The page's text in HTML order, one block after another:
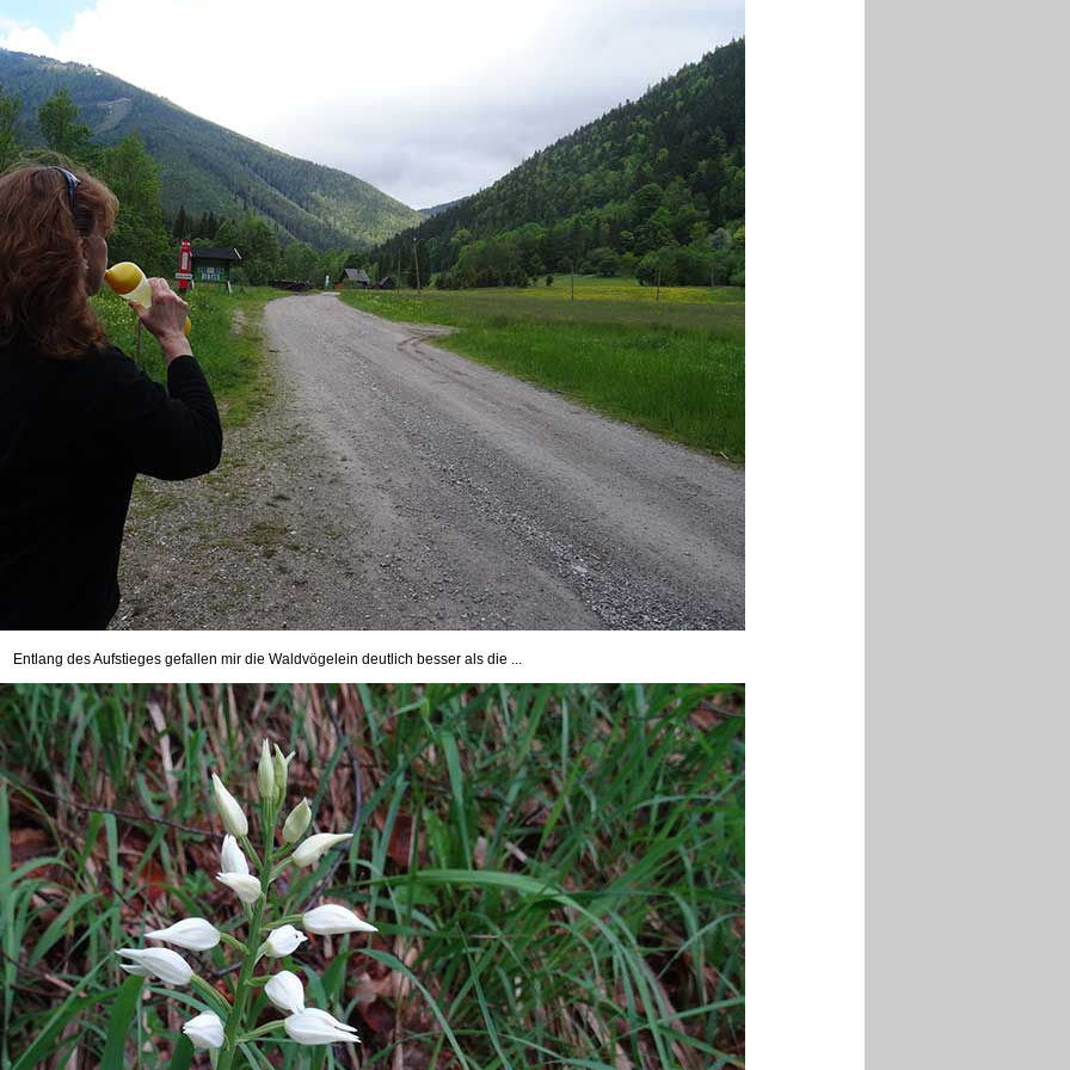
Entlang des Aufstieges gefallen mir die Waldvögelein deutlich besser als die ...